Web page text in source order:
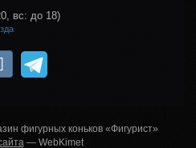
вс: до 18)
фигурных коньков «Фигурист»
— WebKimet